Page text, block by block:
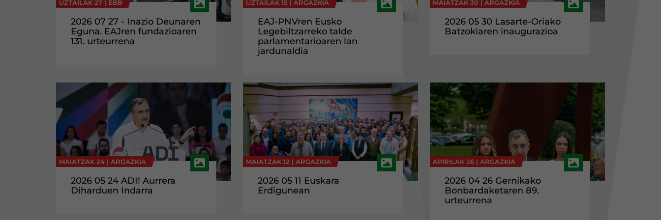
UZTAILAK 27 | EBB
2026 07 27 - Inazio Deunaren
Eguna. EAJren fundazioaren
131. urteurrena
UZTAILAK 15 | ARGAZKIA
EAJ-PNVren Eusko
Legebiltzarreko talde
parlamentarioaren lan
jardunaldia
MAIATZAK 30 | ARGAZKIA
2026 05 30 Lasarte-Oriako
Batzokiaren inaugurazioa
MAIATZAK 24 | ARGAZKIA
2026 05 24 ADI! Aurrera
Diharduen Indarra
MAIATZAK 12 | ARGAZKIA
2026 05 11 Euskara
Erdigunean
APIRILAK 26 | ARGAZKIA
2026 04 26 Gernikako
Bonbardaketaren 89.
urteurrena